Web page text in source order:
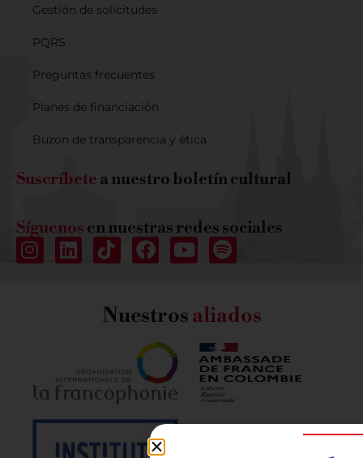
Gestión de solicitudes
PQRS
Preguntas frecuentes
Planes de financiación
Buzón de transparencia y ética
Suscríbete a nuestro boletín cultural
Síguenos en nuestras redes sociales
Nuestrosaliados